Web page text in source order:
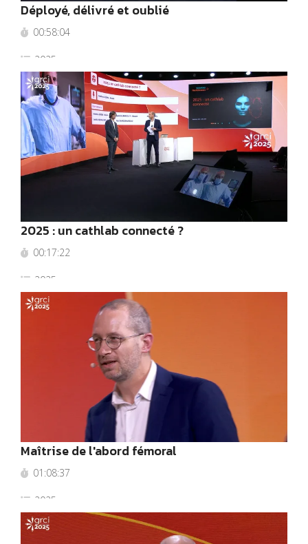
Déployé, délivré et oublié
00:58:04
2025
2025 : un cathlab connecté ?
00:17:22
2025
Maîtrise de l'abord fémoral
01:08:37
2025